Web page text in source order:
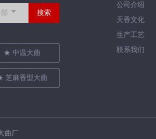
搜索
★ 中温大曲
芝麻香型大曲
公司介绍
天香文化
生产工艺
联系我们
曲厂